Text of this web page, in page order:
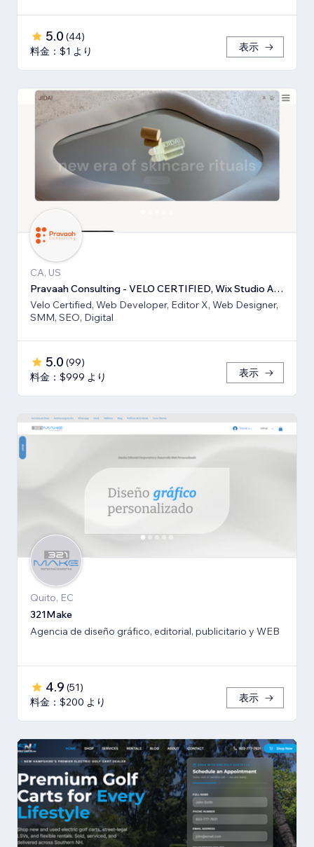
5.0 (44)
料金：$1 より
表示
CA, US
Pravaah Consulting - VELO CERTIFIED, Wix Studio Approved
Velo Certified, Web Developer, Editor X, Web Designer,
SMM, SEO, Digital
5.0 (99)
料金：$999 より
表示
Quito, EC
321Make
Agencia de diseño gráfico, editorial, publicitario y WEB
4.9 (51)
料金：$200 より
表示